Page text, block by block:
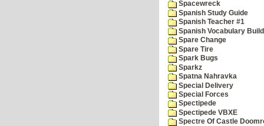
Spacewreck
Spanish Study Guide
Spanish Teacher #1
Spanish Vocabulary
Spare Change
Spare Tire
Spark Bugs
Sparkz
Spatna Nahravka
Special Delivery
Special Forces
Spectipede
Spectipede VBXE
Spectre Of Castle